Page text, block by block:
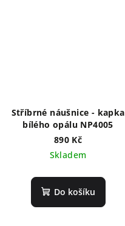
Stříbrné náušnice - kapka
bílého opálu NP4005
890 Kč
Skladem
Do košíku